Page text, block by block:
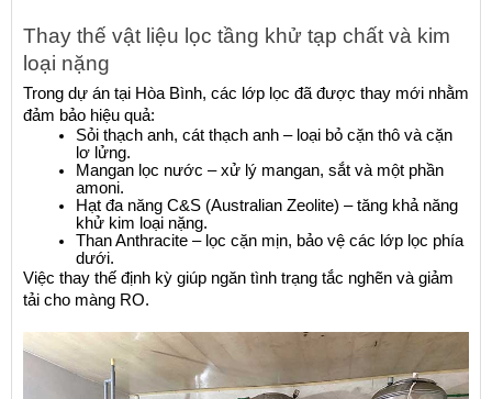
Thay thế vật liệu lọc tầng khử tạp chất và kim
loại nặng
Trong dự án tại Hòa Bình, các lớp lọc đã được thay mới nhằm
đảm bảo hiệu quả:
Sỏi thạch anh, cát thạch anh – loại bỏ cặn thô và cặn
lơ lửng.
Mangan lọc nước – xử lý mangan, sắt và một phần
amoni.
Hạt đa năng C&S (Australian Zeolite) – tăng khả năng
khử kim loại nặng.
Than Anthracite – lọc cặn mịn, bảo vệ các lớp lọc phía
dưới.
Việc thay thế định kỳ giúp ngăn tình trạng tắc nghẽn và giảm
tải cho màng RO.